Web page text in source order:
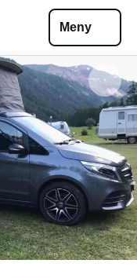
Meny